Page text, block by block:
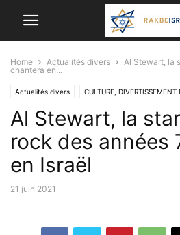
Home Actualités divers
Al Stewart, la
chantera en...
Actualités divers CULTURE, DIVERTISSEMENT
DERNIERS ÉVÉNEMENTS A NE PAS MANQUER
Al Stewart, la
rock des années
en Israël
21 juin 2021